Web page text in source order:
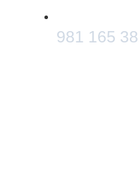
981 165